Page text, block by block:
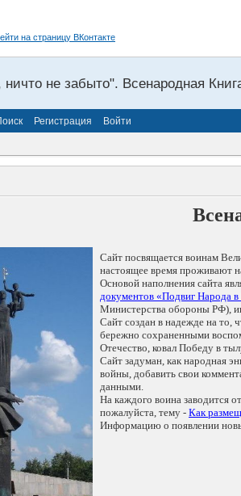
ничто не забыто". Всенародная
Регистрация Войти
Сайт посвящается воинам
настоящее время проживают
Основой наполнения сайта
документов «Подвиг Народа
Министерства обороны РФ),
Сайт создан в надежде на то,
бережно сохраненными
Отечество, ковал Победу в
Сайт задуман, как народная
войны, добавить свои
данными.
На каждого воина заводится
пожалуйста, тему - Как
Информацию о появлении